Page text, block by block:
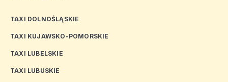
TAXI DOLNOŚLĄSKIE
TAXI KUJAWSKO-POMORSKIE
TAXI LUBELSKIE
TAXI LUBUSKIE